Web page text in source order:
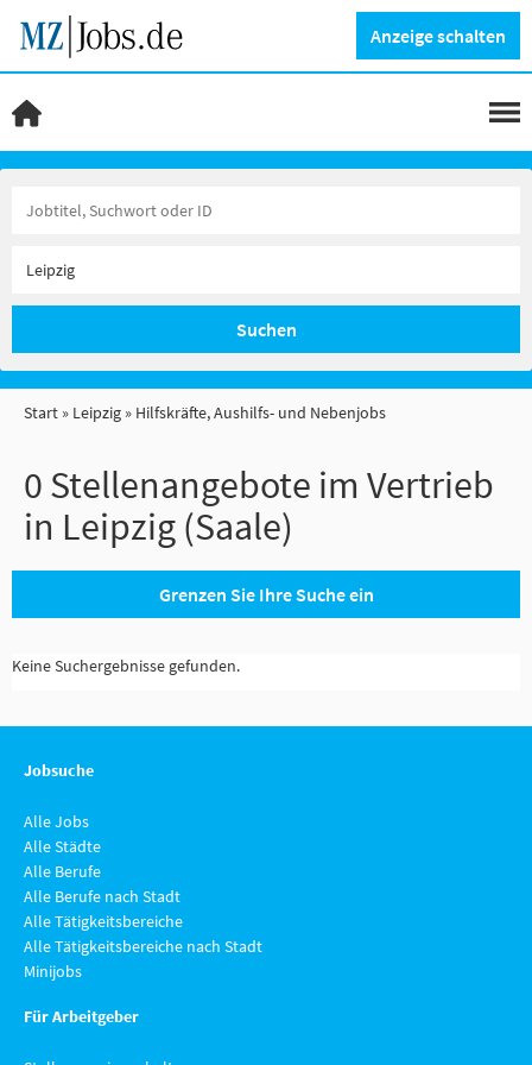
Anzeige schalten
Suchen
Start Leipzig Hilfskräfte, Aushilfs- und Nebenjobs
0 Stellenangebote im Vertrieb
in Leipzig (Saale)
Grenzen Sie Ihre Suche ein
Keine Suchergebnisse gefunden.
Jobsuche
Alle Jobs
Alle Städte
Alle Berufe
Alle Berufe nach Stadt
Alle Tätigkeitsbereiche
Alle Tätigkeitsbereiche nach Stadt
Minijobs
Für Arbeitgeber